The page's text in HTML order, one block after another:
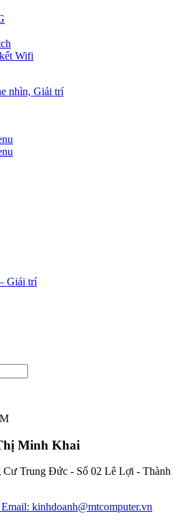
Wifi
nhìn, Giải trí
Giải trí
Minh Khai
Trung Đức - Số 02 Lê Lợi - Thành
Email: kinhdoanh@mtcomputer.vn